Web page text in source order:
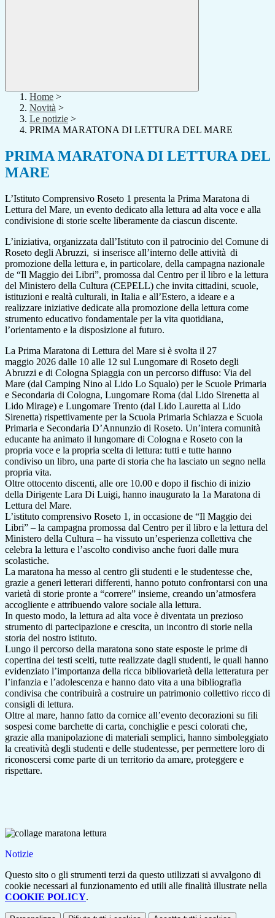
Home >
Novità >
Le notizie >
PRIMA MARATONA DI LETTURA DEL MARE
PRIMA MARATONA DI LETTURA DEL
MARE
L’Istituto Comprensivo Roseto 1 presenta la Prima Maratona di
Lettura del Mare, un evento dedicato alla lettura ad alta voce e alla
condivisione di storie scelte liberamente da ciascun discente.
L’iniziativa, organizzata dall’Istituto con il patrocinio del Comune di
Roseto degli Abruzzi, si inserisce all’interno delle attività di
promozione della lettura e, in particolare, della campagna nazionale
de “Il Maggio dei Libri”, promossa dal Centro per il libro e la lettura
del Ministero della Cultura (CEPELL) che invita cittadini, scuole,
istituzioni e realtà culturali, in Italia e all’Estero, a ideare e a
realizzare iniziative dedicate alla promozione della lettura come
strumento educativo fondamentale per la vita quotidiana,
l’orientamento e la disposizione al futuro.
La Prima Maratona di Lettura del Mare si è svolta il 27
maggio 2026 dalle 10 alle 12 sul Lungomare di Roseto degli
Abruzzi e di Cologna Spiaggia con un percorso diffuso: Via del
Mare (dal Camping Nino al Lido Lo Squalo) per le Scuole Primaria
e Secondaria di Cologna, Lungomare Roma (dal Lido Sirenetta al
Lido Mirage) e Lungomare Trento (dal Lido Lauretta al Lido
Sirenetta) rispettivamente per la Scuola Primaria Schiazza e Scuola
Primaria e Secondaria D’Annunzio di Roseto. Un’intera comunità
educante ha animato il lungomare di Cologna e Roseto con la
propria voce e la propria scelta di lettura: tutti e tutte hanno
condiviso un libro, una parte di storia che ha lasciato un segno nella
propria vita.
Oltre ottocento discenti, alle ore 10.00 e dopo il fischio di inizio
della Dirigente Lara Di Luigi, hanno inaugurato la 1a Maratona di
Lettura del Mare.
L’istituto comprensivo Roseto 1, in occasione de “Il Maggio dei
Libri” – la campagna promossa dal Centro per il libro e la lettura del
Ministero della Cultura – ha vissuto un’esperienza collettiva che
celebra la lettura e l’ascolto condiviso anche fuori dalle mura
scolastiche.
La maratona ha messo al centro gli studenti e le studentesse che,
grazie a generi letterari differenti, hanno potuto confrontarsi con una
varietà di storie pronte a “correre” insieme, creando un’atmosfera
accogliente e attribuendo valore sociale alla lettura.
In questo modo, la lettura ad alta voce è diventata un prezioso
strumento di partecipazione e crescita, un incontro di storie nella
storia del nostro istituto.
Lungo il percorso della maratona sono state esposte le prime di
copertina dei testi scelti, tutte realizzate dagli studenti, le quali hanno
evidenziato l’importanza della ricca bibliovarietà della letteratura per
l’infanzia e l’adolescenza e hanno dato vita a una bibliografia
condivisa che contribuirà a costruire un patrimonio collettivo ricco di
consigli di lettura.
Oltre al mare, hanno fatto da cornice all’evento decorazioni su fili
sospesi come barchette di carta, conchiglie e pesci colorati che,
grazie alla manipolazione di materiali semplici, hanno simboleggiato
la creatività degli studenti e delle studentesse, per permettere loro di
riconoscersi come parte di un territorio da amare, proteggere e
rispettare.
Notizie
Questo sito o gli strumenti terzi da questo utilizzati si avvalgono di
cookie necessari al funzionamento ed utili alle finalità illustrate nella
COOKIE POLICY.